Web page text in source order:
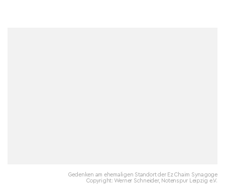
Gedenken am ehemaligen Standort der Ez Chaim Synagoge
Copyright: Werner Schneider, Notenspur Leipzig e.V.